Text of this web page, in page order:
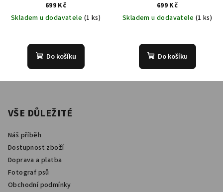
699 Kč
Skladem u dodavatele (1 ks)
Do košíku
699 Kč
Skladem u dodavatele (1 ks)
Do košíku
VŠE DŮLEŽITÉ
Náš příběh
Dostupnost zboží
Doprava a platba
Fotograf psů
Obchodní podmínky